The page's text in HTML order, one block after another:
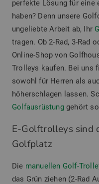
perfekte Lösung für eine
haben? Denn unsere
ungeliebte Arbeit ab, Ihr
tragen. Ob 2-Rad, 3-Rad
Online-Shop von
Trolleys kaufen. Bei uns
sowohl für Herren als
höherschlagen lassen.
Golfausrüstunggehört
E-Golftrolleys sind
Golfplatz
Die manuellen Golf-
das Grün ziehen (2-Rad